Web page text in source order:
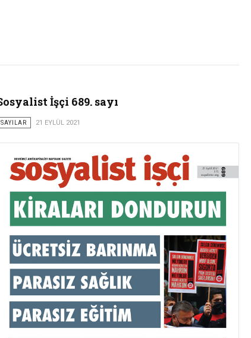
İşçi 689. sayı
SAYILAR 21 EYLÜL 2021